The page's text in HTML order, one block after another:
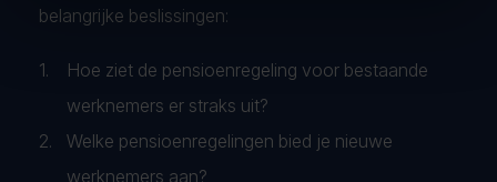
belangrijke beslissingen:
Hoe ziet de pensioenregeling voor bestaande
werknemers er straks uit?
Welke pensioenregelingen bied je nieuwe
werknemers aan?